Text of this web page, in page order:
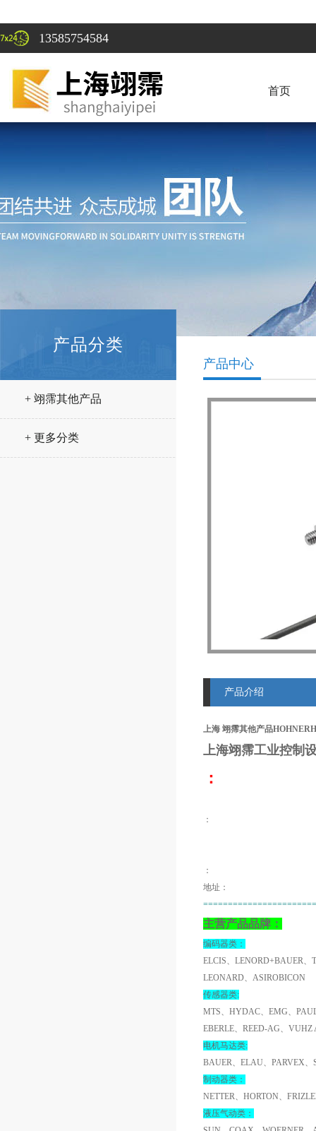
13585754584
首页
产品分类
+ 翊霈其他产品
+ 更多分类
产品中心
产品介绍
上海 翊霈其他产品
上海翊霈工业控制
：
：
：
地址：
主营产品品牌：
编码器类：
ELCIS、LENORD+BAUER
LEONARD、ASIROBICON
传感器类:
MTS、HYDAC、EMG、
EBERLE、REED-AG、
电机马达类:
BAUER、ELAU、PARVEX
制动器类：
NETTER、HORTON、
液压气动类：